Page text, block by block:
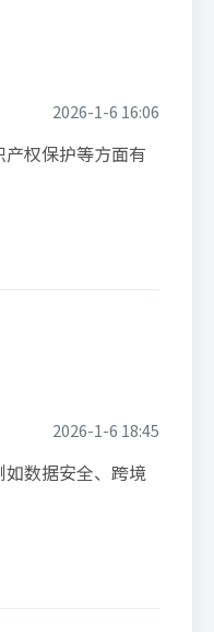
2026-1-6 16:06
权保护等方面有
2026-1-6 18:45
数据安全、跨境